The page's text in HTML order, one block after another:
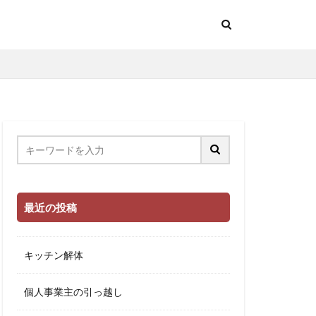
最近の投稿
キッチン解体
個人事業主の引っ越し